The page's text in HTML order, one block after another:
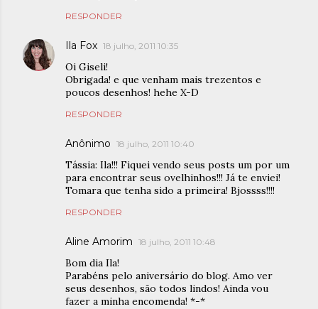
RESPONDER
Ila Fox 18 julho, 2011 10:35
Oi Giseli!
Obrigada! e que venham mais trezentos e
poucos desenhos! hehe X-D
RESPONDER
Anônimo 18 julho, 2011 10:40
Tássia: Ila!!! Fiquei vendo seus posts um por um
para encontrar seus ovelhinhos!!! Já te enviei!
Tomara que tenha sido a primeira! Bjossss!!!!
RESPONDER
Aline Amorim 18 julho, 2011 10:48
Bom dia Ila!
Parabéns pelo aniversário do blog. Amo ver
seus desenhos, são todos lindos! Ainda vou
fazer a minha encomenda! *-*